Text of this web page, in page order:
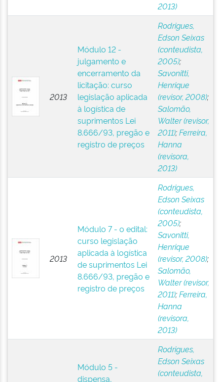
2013)
2013
Módulo 12 -
julgamento e
encerramento da
licitação: curso
legislação aplicada
à logística de
suprimentos Lei
8.666/93, pregão e
registro de preços
Rodrigues,
Edson Seixas
(conteudista,
2005);
Savonitti,
Henrique
(revisor, 2008);
Salomão,
Walter (revisor,
2011);Ferreira,
Hanna
(revisora,
2013)
2013
Módulo 7 - o edital:
curso legislação
aplicada à logística
de suprimentos Lei
8.666/93, pregão e
registro de preços
Rodrigues,
Edson Seixas
(conteudista,
2005);
Savonitti,
Henrique
(revisor, 2008);
Salomão,
Walter (revisor,
2011);Ferreira,
Hanna
(revisora,
2013)
Módulo 5 -
dispensa,
Rodrigues,
Edson Seixas
(conteudista,